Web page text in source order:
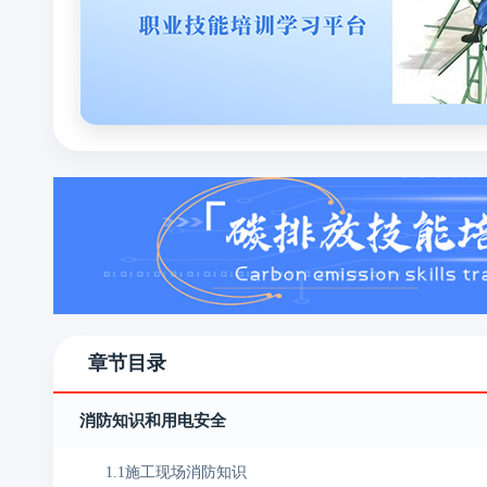
章节目录
消防知识和用电安全
1.1施工现场消防知识